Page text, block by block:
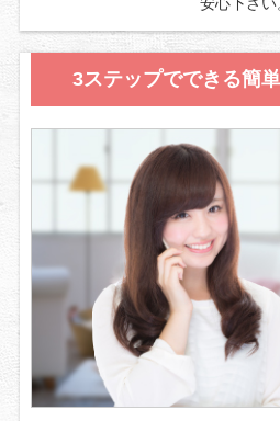
3ステップでできる簡